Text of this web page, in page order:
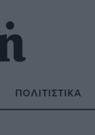
ΠΟΛΙΤΙΣΤΙΚΆ